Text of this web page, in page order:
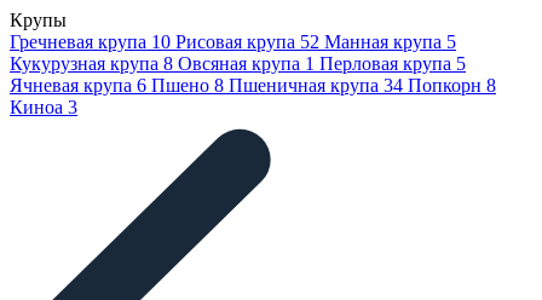
Крупы
Гречневая крупа 10 Рисовая крупа 52 Манная крупа 5
Кукурузная крупа 8 Овсяная крупа 1 Перловая крупа 5
Ячневая крупа 6 Пшено 8 Пшеничная крупа 34 Попкорн 8
Киноа 3